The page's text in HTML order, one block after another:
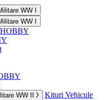
WW I
WW I
WW II
Kituri Vehicule